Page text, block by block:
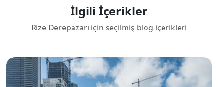
İlgili İçerikler
Rize Derepazarı için seçilmiş blog içerikleri